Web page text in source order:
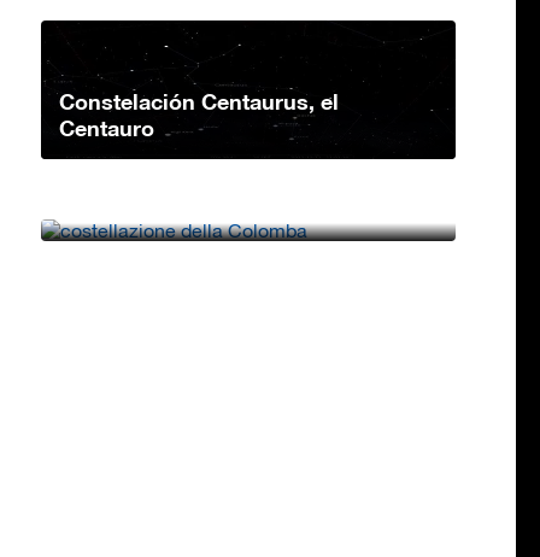
Constelación Centaurus, el
Centauro